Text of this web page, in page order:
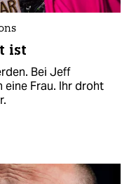
ist
Bei Jeff
eine Frau. Ihr droht